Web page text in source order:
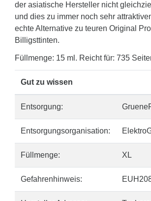
der asiatische Hersteller nicht
und dies zu immer noch sehr
echte Alternative zu teuren Original
Billigsttinten.
Füllmenge: 15 ml. Reicht für: 735
Gut zu wissen
Entsorgung:
Entsorgungsorganisation:
Füllmenge: XL
Gefahrenhinweis: